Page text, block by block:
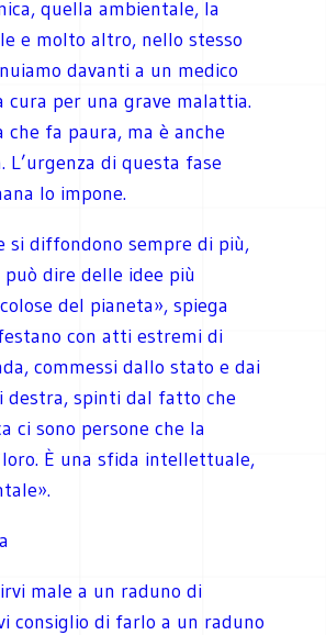
quella ambientale, la
e molto altro, nello stesso
davanti a un medico
cura per una grave malattia.
che fa paura, ma è anche
L’urgenza di questa fase
lo impone.
si diffondono sempre di più,
può dire delle idee più
del pianeta», spiega
con atti estremi di
commessi dallo stato e dai
destra, spinti dal fatto che
ci sono persone che la
loro. È una sfida intellettuale,
male a un raduno di
consiglio di farlo a un raduno